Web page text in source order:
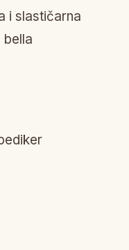
i slastičarna
bella